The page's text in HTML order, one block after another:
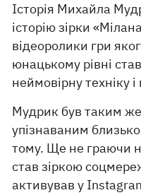
Історія Михайла
історію зірки
відеоролики гри
юнацькому рівні
неймовірну техніку
Мудрик був таким
упізнаваним
тому. Ще не граючи
став зіркою
активував у